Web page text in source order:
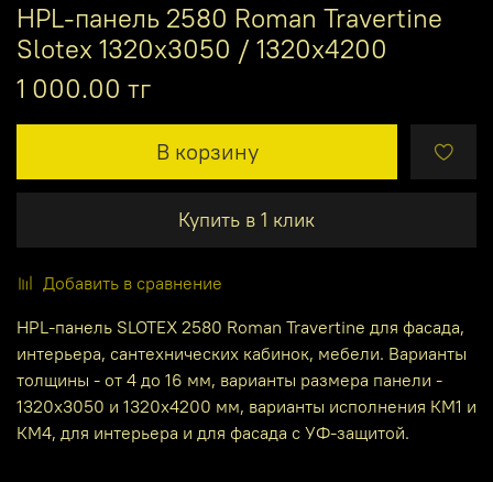
HPL-панель 2580 Roman Travertine
Slotex 1320х3050 / 1320х4200
1 000.00 тг
В корзину
Купить в 1 клик
Добавить в сравнение
HPL-панель SLOTEX 2580 Roman Travertine для фасада,
интерьера, сантехнических кабинок, мебели. Варианты
толщины - от 4 до 16 мм, варианты размера панели -
1320х3050 и 1320х4200 мм, варианты исполнения КМ1 и
КМ4, для интерьера и для фасада с УФ-защитой.